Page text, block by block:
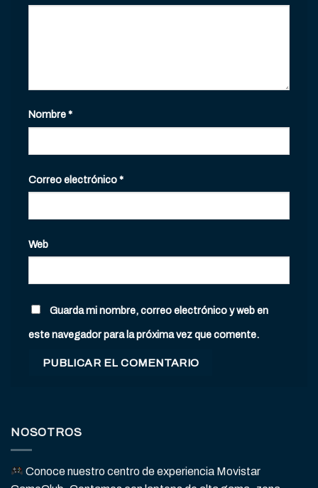
Nombre*
Correo electrónico*
Web
Guarda mi nombre, correo electrónico y web en
este navegador para la próxima vez que comente.
NOSOTROS
Conoce nuestro centro de experiencia Movistar